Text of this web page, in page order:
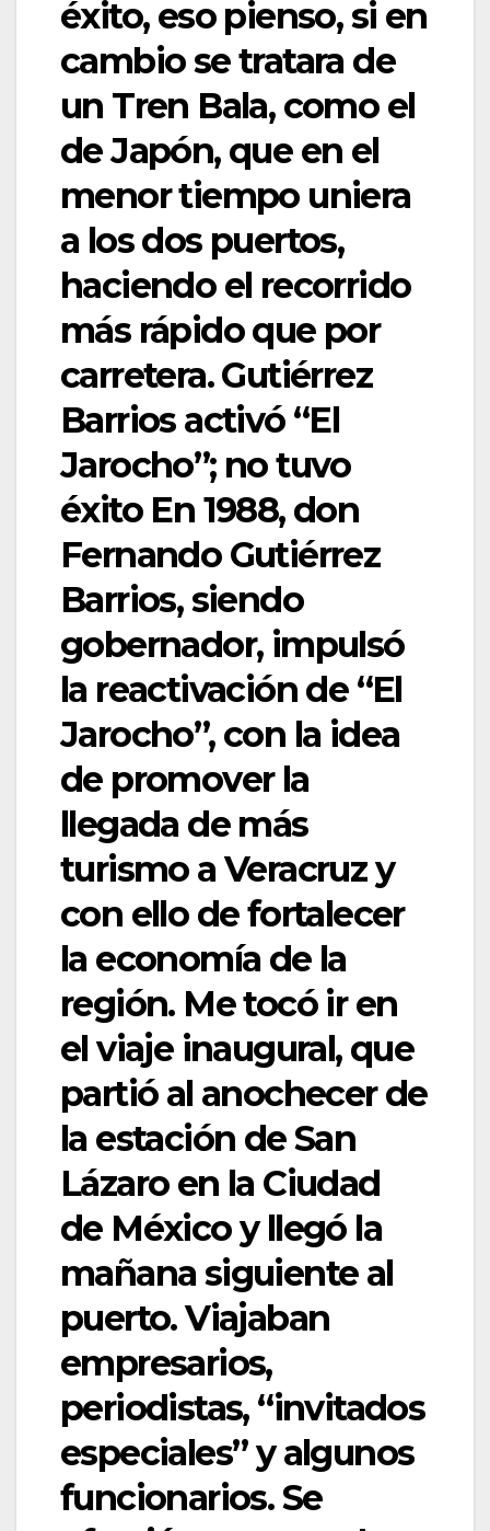
éxito, eso pienso, si en
cambio se tratara de
un Tren Bala, como el
de Japón, que en el
menor tiempo uniera
a los dos puertos,
haciendo el recorrido
más rápido que por
carretera. Gutiérrez
Barrios activó “El
Jarocho”; no tuvo
éxito En 1988, don
Fernando Gutiérrez
Barrios, siendo
gobernador, impulsó
la reactivación de “El
Jarocho”, con la idea
de promover la
llegada de más
turismo a Veracruz y
con ello de fortalecer
la economía de la
región. Me tocó ir en
el viaje inaugural, que
partió al anochecer de
la estación de San
Lázaro en la Ciudad
de México y llegó la
mañana siguiente al
puerto. Viajaban
empresarios,
periodistas, “invitados
especiales” y algunos
funcionarios. Se